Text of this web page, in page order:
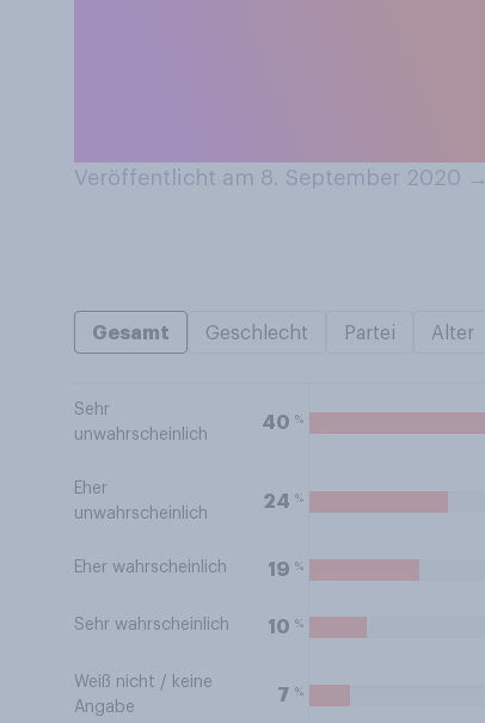
Veröffentlicht am 8. September 2020 →
Gesamt Geschlecht Partei Alter
Sehr
unwahrscheinlich
40 %
Eher
unwahrscheinlich
24 %
Eher wahrscheinlich 19 %
Sehr wahrscheinlich 10 %
Weiß nicht / keine
Angabe
7 %